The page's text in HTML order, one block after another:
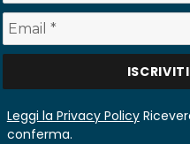
Leggi la Privacy Policy
conferma.